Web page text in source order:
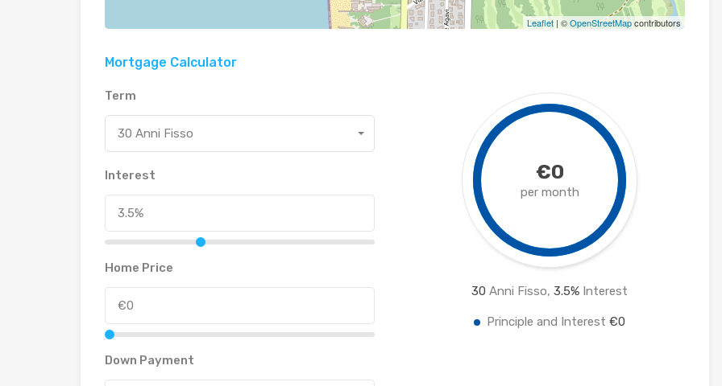
Leaflet| ©OpenStreetMapcontributors
Mortgage Calculator
Term
30 Anni Fisso
Interest
Home Price
Down Payment
€0
per month
30 Anni Fisso,3.5% Interest
Principle and Interest€0